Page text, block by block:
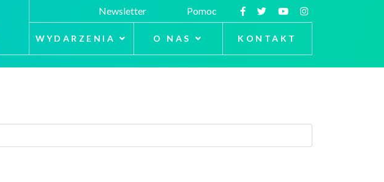
Newsletter Pomoc
WYDARZENIA O NAS KONTAKT